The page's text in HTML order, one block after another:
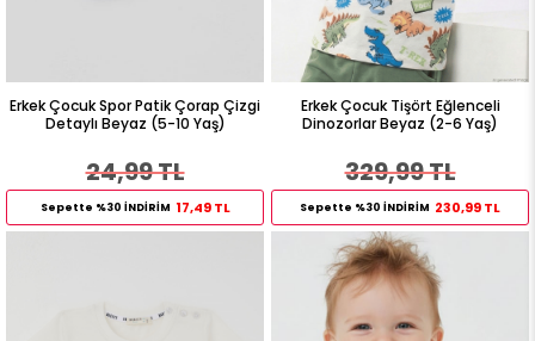
Erkek Çocuk Spor Patik Çorap Çizgi
Detaylı Beyaz (5-10 Yaş)
24,99 TL
Sepette %30 İNDİRİM 17,49 TL
Erkek Çocuk Tişört Eğlenceli
Dinozorlar Beyaz (2-6 Yaş)
329,99 TL
Sepette %30 İNDİRİM 230,99 TL